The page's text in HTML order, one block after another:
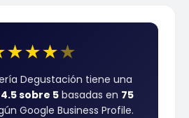
★★★★
Degustación tiene una
4.5 sobre 5basadas en 75
Google Business Profile.